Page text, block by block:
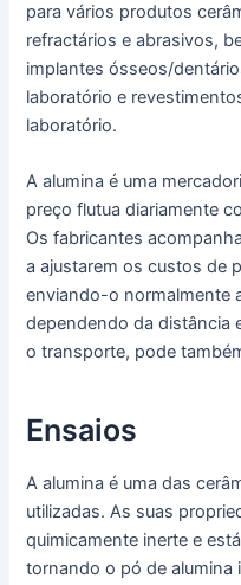
para vários produtos
refractários e abrasivos,
implantes ósseos/
laboratório e
laboratório.
A alumina é uma
preço flutua diariamente
Os fabricantes
a ajustarem os custos de
enviando-o normalmente
dependendo da distância
o transporte, pode
Ensaios
A alumina é uma das
utilizadas. As suas
quimicamente inerte e
tornando o pó de alumina